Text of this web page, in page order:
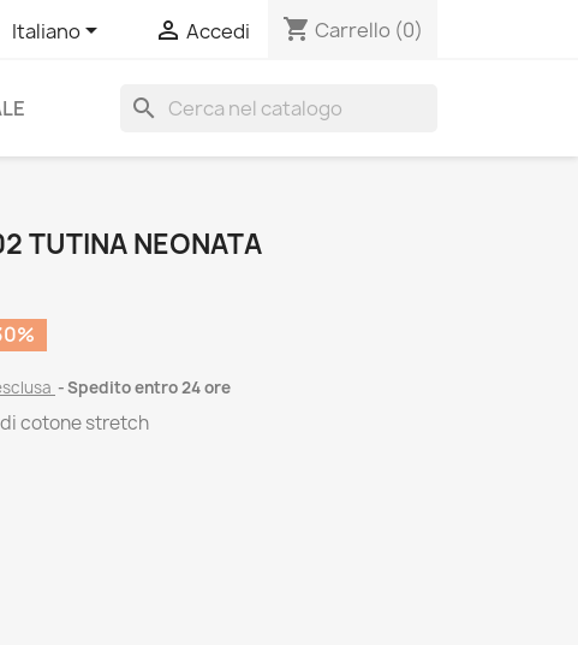
Italiano  Accedi shopping_cart Carrello (0)
search
TUTINA NEONATA
Spedito entro 24 ore
cotone stretch